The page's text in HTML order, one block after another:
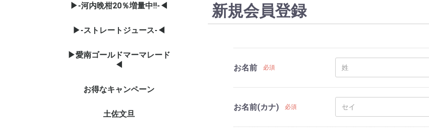
▶-河内晩柑20％増量中‼-◀
▶-ストレートジュース-◀
▶愛南ゴールドマーマレード
◀
お得なキャンペーン
土佐文旦
新規会員登録
お名前 必須
お名前(カナ) 必須